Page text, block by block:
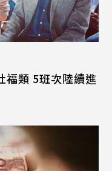
福類 5班次陸續進